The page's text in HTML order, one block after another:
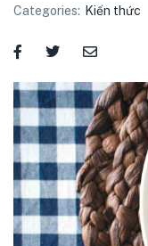
(ĐIỂM BÁN )
(TIN TỨC )
Categories: Kiến thức